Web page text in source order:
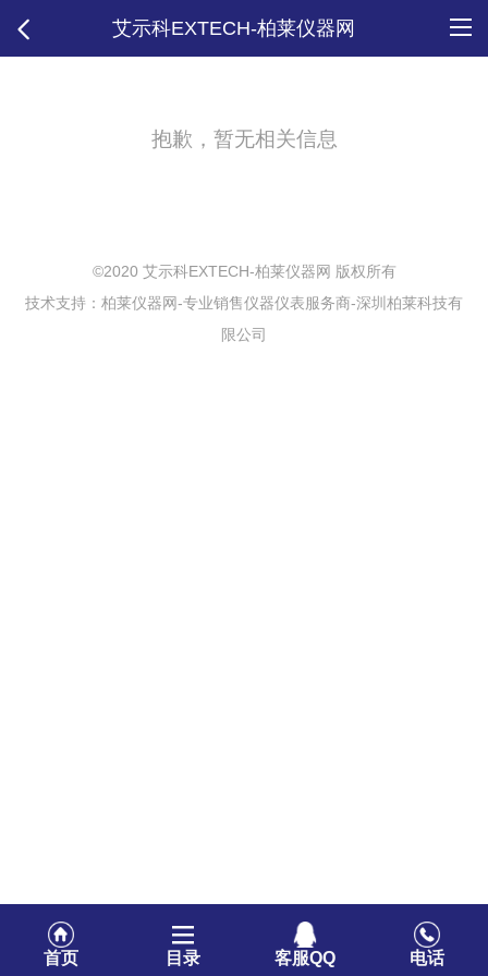
艾示科EXTECH-柏莱仪器网
抱歉，暂无相关信息
©2020 艾示科EXTECH-柏莱仪器网 版权所有
技术支持：柏莱仪器网-专业销售仪器仪表服务商-深圳柏莱科技有
限公司
首页 目录 客服QQ 电话